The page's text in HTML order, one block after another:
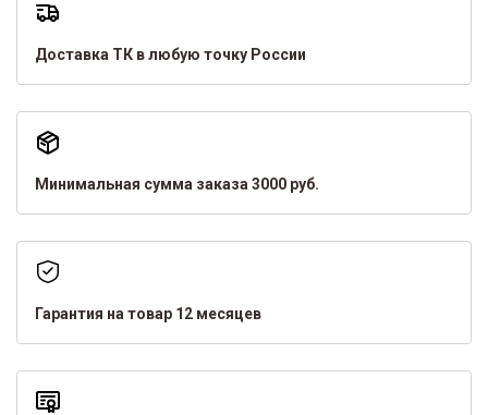
Доставка ТК в любую точку России
Минимальная сумма заказа 3000 руб.
Гарантия на товар 12 месяцев